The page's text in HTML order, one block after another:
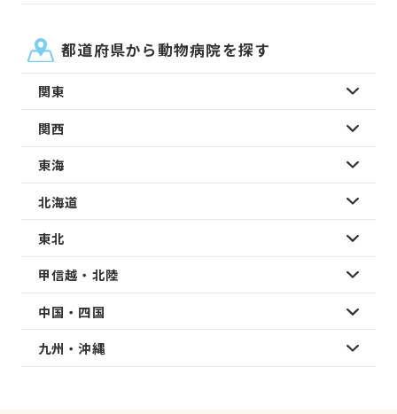
都道府県から動物病院を探す
関東
関西
東海
北海道
東北
甲信越・北陸
中国・四国
九州・沖縄